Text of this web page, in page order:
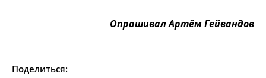
Опрашивал Артём Гейвандов
Поделиться: